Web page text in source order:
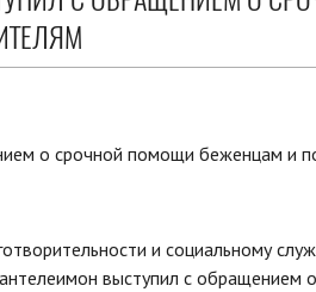
и социальному
выступил с обращением